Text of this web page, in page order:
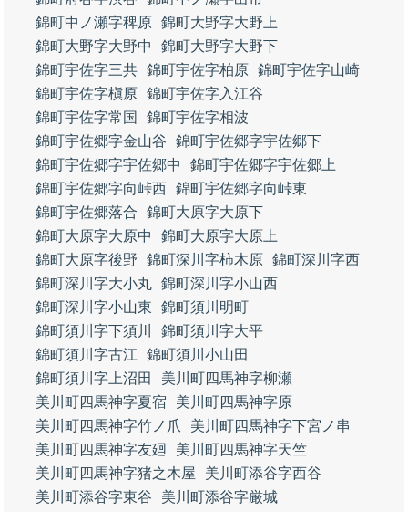
錦町中ノ瀬字稗原 錦町大野字大野上
錦町大野字大野中
錦町大野字大野下
錦町宇佐字三共 錦町宇佐字柏原 錦町宇佐字山崎
錦町宇佐字槇原 錦町宇佐字入江谷
錦町宇佐字常国
錦町宇佐字相波
錦町宇佐郷字金山谷
錦町宇佐郷字宇佐郷下
錦町宇佐郷字宇佐郷中
錦町宇佐郷字宇佐郷上
錦町宇佐郷字向峠西 錦町宇佐郷字向峠東
錦町宇佐郷落合
錦町大原字大原下
錦町大原字大原中
錦町大原字大原上
錦町大原字後野
錦町深川字柿木原 錦町深川字西
錦町深川字大小丸 錦町深川字小山西
錦町深川字小山東
錦町須川明町
錦町須川字下須川
錦町須川字大平
錦町須川字古江
錦町須川小山田
錦町須川字上沼田
美川町四馬神字柳瀬
美川町四馬神字夏宿
美川町四馬神字原
美川町四馬神字竹ノ爪
美川町四馬神字下宮ノ串
美川町四馬神字友廻
美川町四馬神字天竺
美川町四馬神字猪之木屋
美川町添谷字西谷
美川町添谷字東谷
美川町添谷字厳城